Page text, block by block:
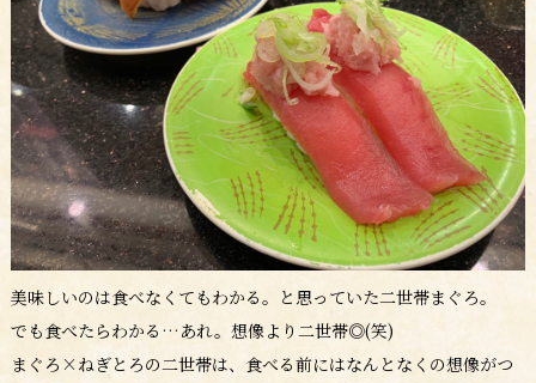
美味しいのは食べなくてもわかる。と思っていた二世帯まぐろ。
でも食べたらわかる…あれ。想像より二世帯◎(笑)
まぐろ×ねぎとろの二世帯は、食べる前にはなんとなくの想像がつ